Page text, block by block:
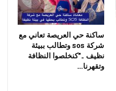
ساكنة حي العريصة تعاني مع
شركة sos وتطالب ببيئة
نظيف ..”كنخلصوا النظافة
وتقهرنا…